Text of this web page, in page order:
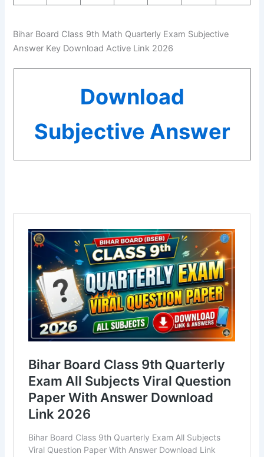
Bihar Board Class 9th Math Quarterly Exam Subjective
Answer Key Download Active Link 2026
Download
Subjective Answer